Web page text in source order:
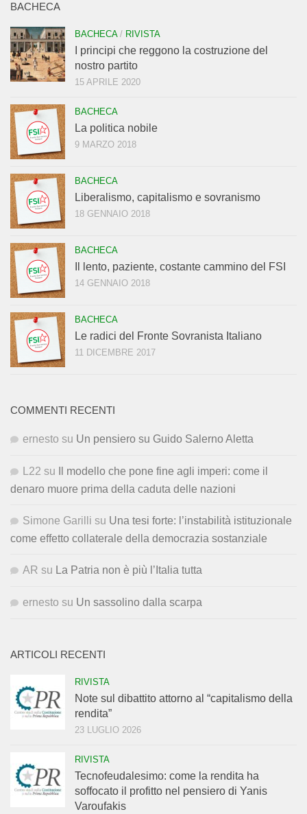
BACHECA
BACHECA/ RIVISTA
I principi che reggono la costruzione del
nostro partito
15 APRILE 2020
BACHECA
La politica nobile
9 MARZO 2018
BACHECA
Liberalismo, capitalismo e sovranismo
18 GENNAIO 2018
BACHECA
Il lento, paziente, costante cammino del FSI
14 GENNAIO 2018
BACHECA
Le radici del Fronte Sovranista Italiano
11 DICEMBRE 2017
COMMENTI RECENTI
ernesto su Un pensiero su Guido Salerno Aletta
L22 su
Il modello che pone fine agli imperi: come il
denaro muore prima della caduta delle nazioni
Simone Garilli su Una tesi forte: l’instabilità istituzionale
come effetto collaterale della democrazia sostanziale
AR su La Patria non è più l’Italia tutta
ernesto su Un sassolino dalla scarpa
ARTICOLI RECENTI
RIVISTA
Note sul dibattito attorno al “capitalismo della
rendita”
23 LUGLIO 2026
RIVISTA
Tecnofeudalesimo: come la rendita ha
soffocato il profitto nel pensiero di Yanis
Varoufakis